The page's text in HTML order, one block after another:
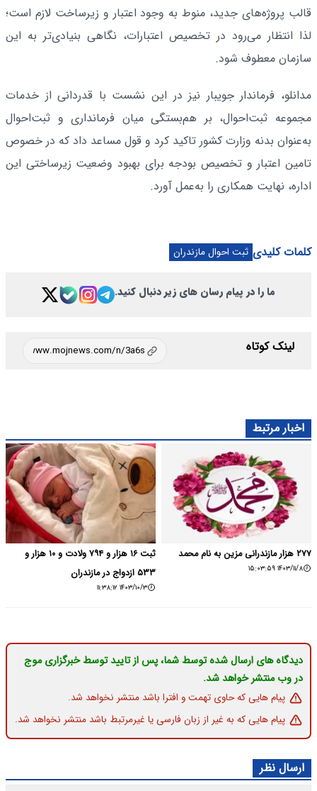
قالب پروژه‌های جدید، منوط به وجود اعتبار و زیرساخت لازم است؛
لذا انتظار می‌رود در تخصیص اعتبارات، نگاهی بنیادی‌تر به این
سازمان معطوف شود.
مدانلو، فرماندار جویبار نیز در این نشست با قدردانی از خدمات
مجموعه ثبت‌احوال، بر هم‌بستگی میان فرمانداری و ثبت‌احوال
به‌عنوان بدنه وزارت کشور تاکید کرد و قول مساعد داد که در خصوص
تامین اعتبار و تخصیص بودجه برای بهبود وضعیت زیرساختی این
اداره، نهایت همکاری را به‌عمل آورد.
کلمات کلیدی ثبت احوال مازندران
ما را در پیام رسان های زیر دنبال کنید.
لینک کوتاه
اخبار مرتبط
۲۷۷ هزار مازندرانی مزین به نام محمد
۱۴۰۳/۱۱/۸ ۱۵:۰۳:۵۹
ثبت ۱۶ هزار و ۷۹۴ ولادت و ۱۰ هزار و
۵۳۳ ازدواج در مازندران
۱۴۰۳/۱۰/۳ ۱۱:۳۸:۱۲
دیدگاه های ارسال شده توسط شما، پس از تایید توسط خبرگزاری موج
در وب منتشر خواهد شد.
پیام هایی که حاوی تهمت و افترا باشد منتشر نخواهد شد.
پیام هایی که به غیر از زبان فارسی یا غیرمرتبط باشد منتشر نخواهد شد.
ارسال نظر